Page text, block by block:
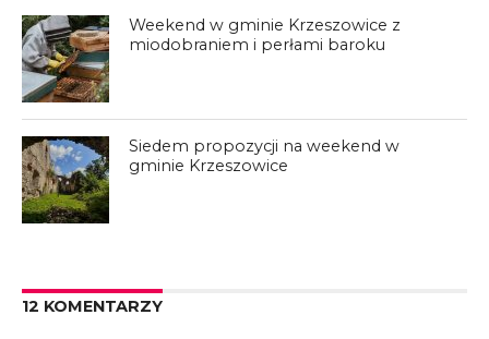
Weekend w gminie Krzeszowice z
miodobraniem i perłami baroku
Siedem propozycji na weekend w
gminie Krzeszowice
12 KOMENTARZY